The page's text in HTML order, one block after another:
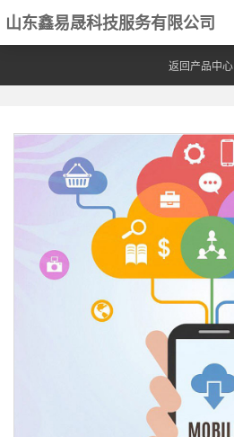
山东鑫易晟科技服务有限公司
返回产品中心